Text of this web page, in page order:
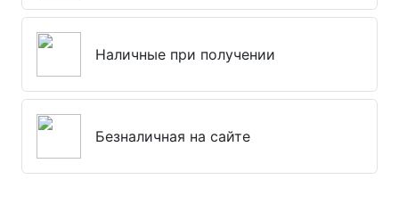
Наличные при получении
Безналичная на сайте